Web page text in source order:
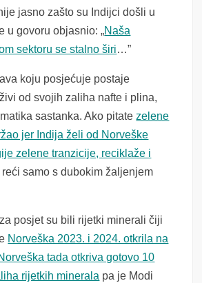
jasno zašto su Indijci došli u
u govoru objasnio: „Naša
sektoru se stalno širi…”
koju posjećuje postaje
od svojih zaliha nafte i plina,
sastanka. Ako pitatezelene
jer Indija želi od Norveške
zelene tranzicije, reciklaže i
reći samo s dubokim žaljenjem
posjet su bili rijetki minerali čiji
Norveška 2023. i 2024. otkrila na
tada otkriva gotovo 10
rijetkih minerala pa je Modi